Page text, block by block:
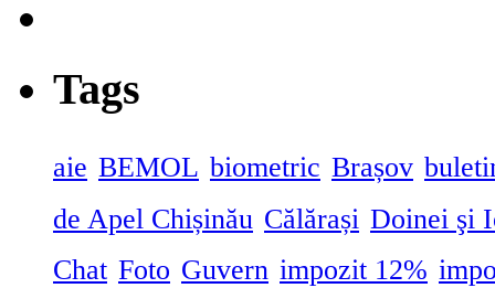
Tags
aie BEMOL biometric Brașov
de Apel Chișinău Călărași Doinei şi
Chat Foto Guvern impozit 12%